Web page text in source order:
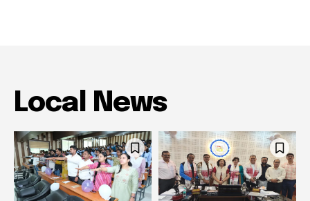
Local News